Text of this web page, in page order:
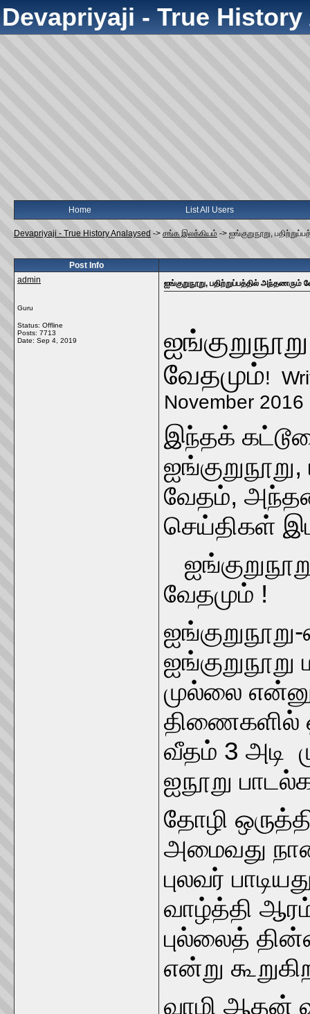
Devapriyaji - True
Home List All Users
Devapriyaji - True History Analaysed -> சங்க இலக்கியம் -> ஐங்குறுநூறு,
Post Info
admin
Guru
Status: Offline
Posts: 7713
Date: Sep 4, 2019
ஐங்குறுநூறு, பதிற்றுப்பத்தில் அந்தணரும்
வேதமும்!
November 2016
இந்தக்
வேதம்,
செய்திகள்
முல்லை
திணைகளில்
வீதம் 3 அடி
ஐநூறு
தோழி
அமைவது
புலவர்
வாழ்த்தி
புல்லைத்
என்று
வாழி